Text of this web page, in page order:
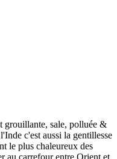
grouillante, sale, polluée &
c'est aussi la gentillesse
le plus chaleureux des
au carrefour entre Orient et